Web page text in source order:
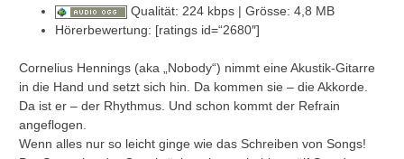
Qualität: 224 kbps | Grösse: 4,8 MB
Hörerbewertung: [ratings id=“2680″]
Cornelius Hennings (aka „Nobody“) nimmt eine Akustik-Gitarre
in die Hand und setzt sich hin. Da kommen sie – die Akkorde.
Da ist er – der Rhythmus. Und schon kommt der Refrain
angeflogen.
Wenn alles nur so leicht ginge wie das Schreiben von Songs!